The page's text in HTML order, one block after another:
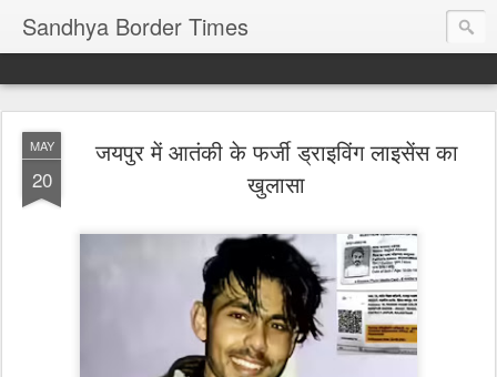
Sandhya Border Times
MAY
20
जयपुर में आतंकी के फर्जी ड्राइविंग लाइसेंस का
खुलासा